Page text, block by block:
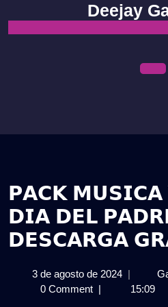
content
Deejay
𝗣𝗔𝗖𝗞 𝗠𝗨𝗦𝗜𝗖𝗔
𝗗𝗜𝗔 𝗗𝗘𝗟
𝗗𝗘𝗦𝗖𝗔𝗥𝗚𝗔
3 de agosto de 20243
de
|
0 Comment | 15:09